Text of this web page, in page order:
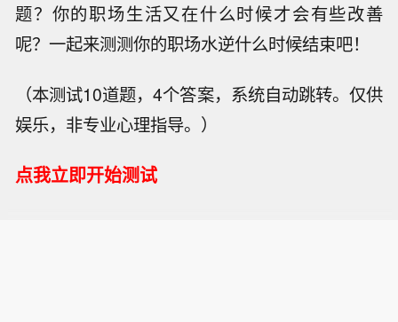
题？你的职场生活又在什么时候才会有些改善
呢？一起来测测你的职场水逆什么时候结束吧！
（本测试10道题，4个答案，系统自动跳转。仅供
娱乐，非专业心理指导。）
点我立即开始测试